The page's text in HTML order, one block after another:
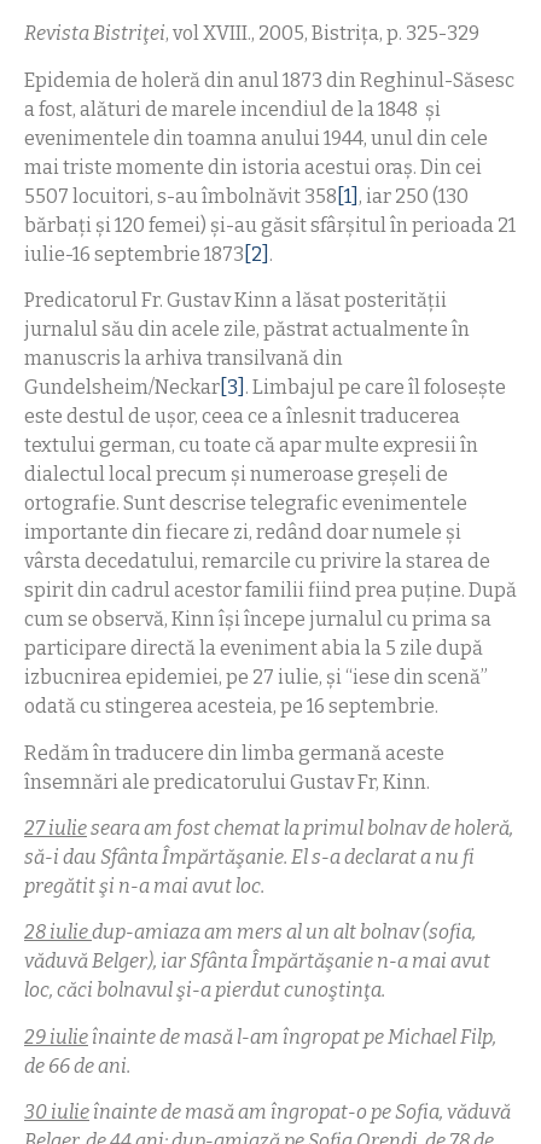
Revista Bistriţei, vol XVIII., 2005, Bistriţa, p. 325-329
Epidemia de holeră din anul 1873 din Reghinul-Săsesc
a fost, alături de marele incendiul de la 1848 şi
evenimentele din toamna anului 1944, unul din cele
mai triste momente din istoria acestui oraş. Din cei
5507 locuitori, s-au îmbolnăvit 358 [1] , iar 250 (130
bărbaţi şi 120 femei) şi-au găsit sfârşitul în perioada 21
iulie-16 septembrie 1873 [2] .
Predicatorul Fr. Gustav Kinn a lăsat posterităţii
jurnalul său din acele zile, păstrat actualmente în
manuscris la arhiva transilvană din
Gundelsheim/Neckar [3] . Limbajul pe care îl foloseşte
este destul de uşor, ceea ce a înlesnit traducerea
textului german, cu toate că apar multe expresii în
dialectul local precum şi numeroase greşeli de
ortografie. Sunt descrise telegrafic evenimentele
importante din fiecare zi, redând doar numele şi
vârsta decedatului, remarcile cu privire la starea de
spirit din cadrul acestor familii fiind prea puţine. După
cum se observă, Kinn îşi începe jurnalul cu prima sa
participare directă la eveniment abia la 5 zile după
izbucnirea epidemiei, pe 27 iulie, şi “iese din scenă”
odată cu stingerea acesteia, pe 16 septembrie.
Redăm în traducere din limba germană aceste
însemnări ale predicatorului Gustav Fr, Kinn.
27 iulieseara am fost chemat la primul bolnav de holeră,
să-i dau Sfânta Împărtăşanie. El s-a declarat a nu fi
pregătit şi n-a mai avut loc.
28 iuliedup-amiaza am mers al un alt bolnav (sofia,
văduvă Belger), iar Sfânta Împărtăşanie n-a mai avut
loc, căci bolnavul şi-a pierdut cunoştinţa.
29 iulie înainte de masă l-am îngropat pe Michael Filp,
de 66 de ani.
30 iulie înainte de masă am îngropat-o pe Sofia, văduvă